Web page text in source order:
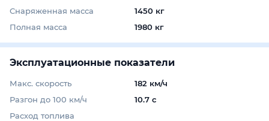
Снаряженная масса
1450 кг
Полная масса
1980 кг
Эксплуатационные показатели
Макс. скорость
182 км/ч
Разгон до 100 км/ч
10.7 с
Расход топлива